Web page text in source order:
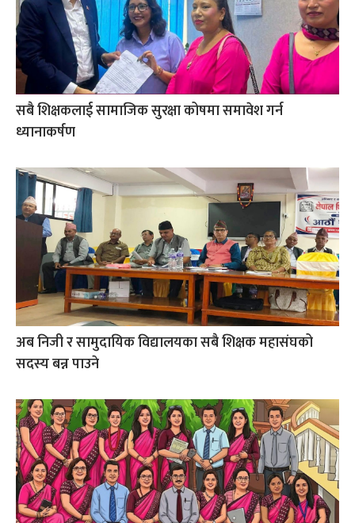
सबै शिक्षकलाई सामाजिक सुरक्षा कोषमा समावेश गर्न
ध्यानाकर्षण
अब निजी र सामुदायिक विद्यालयका सबै शिक्षक महासंघको
सदस्य बन्न पाउने